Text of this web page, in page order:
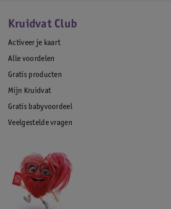
Kruidvat Club
Activeer je kaart
Alle voordelen
Gratis producten
Mijn Kruidvat
Gratis babyvoordeel
Veelgestelde vragen